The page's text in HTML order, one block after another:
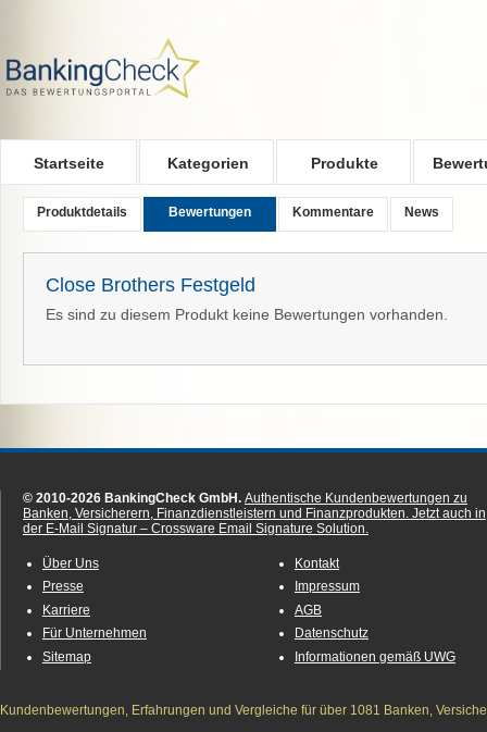
Startseite Kategorien Produkte
Produktdetails Bewertungen Kommentare News
Close Brothers Festgeld
Es sind zu diesem Produkt keine Bewertungen vorhanden.
© 2010-2026 BankingCheck GmbH. Authentische Kundenbewertungen zu
Banken, Versicherern, Finanzdienstleistern und Finanzprodukten. Jetzt auch in
der E-Mail Signatur – Crossware Email Signature Solution.
Über Uns
Presse
Karriere
Für Unternehmen
Sitemap
Kontakt
Impressum
AGB
Datenschutz
Informationen gemäß UWG
Kundenbewertungen, Erfahrungen und Vergleiche für über 1081 Banken,